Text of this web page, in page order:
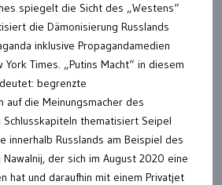
spiegelt die Sicht des „Westens“
die Dämonisierung Russlands
inklusive Propagandamedien
Times. „Putins Macht“ in diesem
begrenzte
auf die Meinungsmacher des
Schlusskapiteln thematisiert Seipel
innerhalb Russlands am Beispiel des
der sich im August 2020 eine
hat und daraufhin mit einem Privatjet